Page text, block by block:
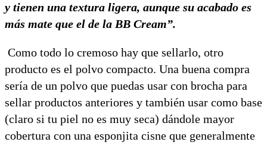
y tienen una textura ligera, aunque su acabado es
más mate que el de la BB Cream”.
Como todo lo cremoso hay que sellarlo, otro
producto es el polvo compacto. Una buena compra
sería de un polvo que puedas usar con brocha para
sellar productos anteriores y también usar como base
(claro si tu piel no es muy seca) dándole mayor
cobertura con una esponjita cisne que generalmente